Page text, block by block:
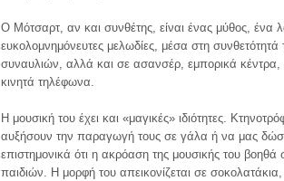
Ο Μότσαρτ, αν και συνθέτης, είναι ένας μύθος, ένα
ευκολομνημόνευτες μελωδίες, μέσα στη
συναυλιών, αλλά και σε ασανσέρ, εμπορικά κέντρα,
κινητά τηλέφωνα.
Η μουσική του έχει και «μαγικές» ιδιότητες.
αυξήσουν την παραγωγή τους σε γάλα ή να μας
επιστημονικά ότι η ακρόαση της μουσικής του
παιδιών. Η μορφή του απεικονίζεται σε